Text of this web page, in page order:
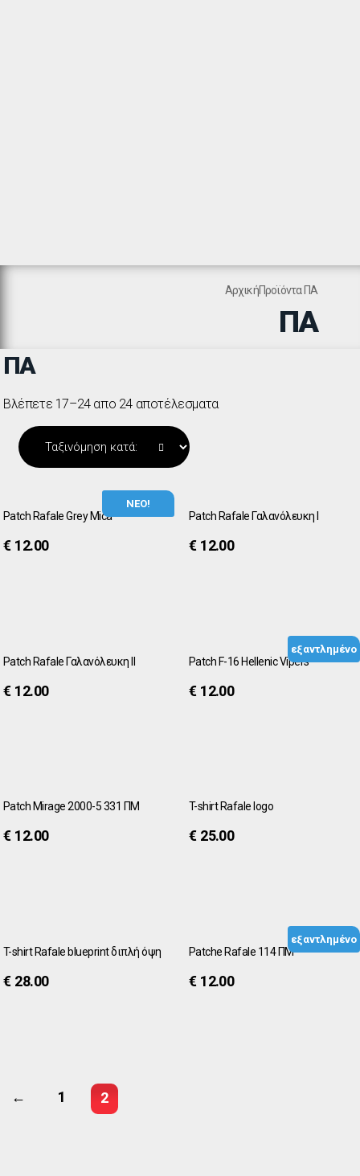
ΑρχικήΠροϊόνταΠΑ
ΠΑ
ΠΑ
Βλέπετε 17–24 απο 24 αποτέλεσματα
ΝΕΟ!
Patch Rafale Grey Mica
€ 12.00
Patch Rafale Γαλανόλευκη Ι
€ 12.00
Patch Rafale Γαλανόλευκη ΙΙ
€ 12.00
εξαντλημένο
Patch F-16 Hellenic Vipers
€ 12.00
Patch Mirage 2000-5 331 ΠΜ
€ 12.00
T-shirt Rafale logo
€ 25.00
T-shirt Rafale blueprint διπλή όψη
€ 28.00
εξαντλημένο
Patche Rafale 114 ΠΜ
€ 12.00
← 1 2